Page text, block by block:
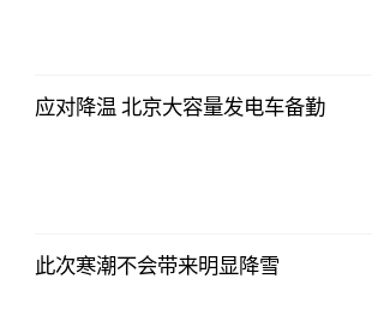
应对降温 北京大容量发电车备勤
此次寒潮不会带来明显降雪